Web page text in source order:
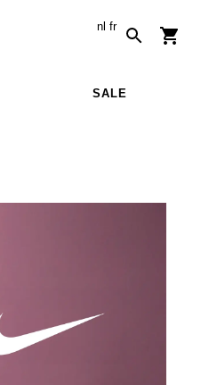
nl fr
SALE